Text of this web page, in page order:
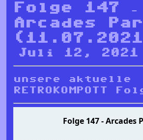
Folge 147 –
Arcades
Juli 12, 2021
unsere aktuelle
RETROKOMPOTT